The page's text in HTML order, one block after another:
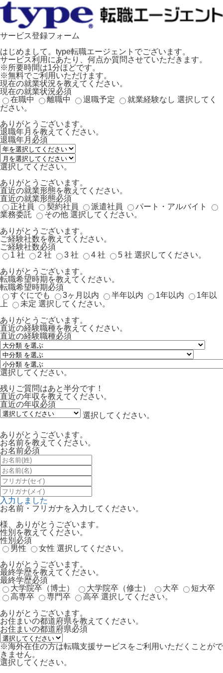
サービス登録フォーム
はじめまして。type転職エージェントでございます。
サービス利用にあたり、何点か質問させていただきます。
※所要時間は1分ほどです。
※無料でご利用いただけます。
現在の就業状況を教えてください。
現在の就業状況必須
在職中
離職中 退職予定 就業経験なし 選択してく
ださい。
ありがとうございます。
退職年月を教えてください。
退職年月 必須
選択してください。
ありがとうございます。
直近の就業形態を教えてください。
直近の就業形態必須
正社員
契約社員 派遣社員
パート・アルバイト
業務委託
その他 選択してください。
ありがとうございます。
ご経験社数を教えてください。
ご経験社数必須
1 社
2 社 3 社 4 社 5 社 選択してください。
ありがとうございます。
転職希望時期を教えてください。
転職希望時期必須
すぐにでも
3ヶ月以内 半年以内 1年以内
1年以
上
未定 選択してください。
ありがとうございます。
直近の経験職種を教えてください。
直近の経験職種必須
選択してください。
残りご質問はあと半分です！
直近の年収を教えてください。
直近の年収必須
選択してください。
ありがとうございます。
お名前を教えてください。
お名前必須
入力しました
お名前・フリガナを入力してください。
様、ありがとうございます。
性別を教えてください。
性別 必須
男性
女性 選択してください。
ありがとうございます。
最終学歴を教えてください。
最終学歴必須
大学院卒（博士）
大学院卒（修士） 大卒
短大卒
高専卒
専門卒 高卒 選択してください。
ありがとうございます。
お住まいの都道府県を教えてください。
お住まいの都道府県必須
※海外在住の方は転職支援サービスをご利用いただくことがで
きません。
選択してください。